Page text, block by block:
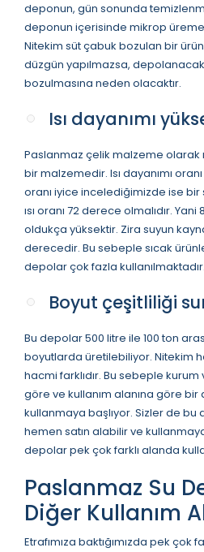
deponun, gün sonunda
deponun içerisinde mikrop
Nitekim süt çabuk bozulan bir
düzgün yapılmazsa,
bozulmasına neden olacaktır.
Isı dayanımı
Paslanmaz çelik malzeme olarak
bir malzemedir. Isı dayanımı
oranı iyice incelediğimizde ise
ısı oranı 72 derece olmalıdır.
oldukça yüksektir. Zira suyun
derecedir. Bu sebeple sıcak
depolar çok fazla kullanılmaktadır.
Boyut çeşitliliği
Bu depolar 500 litre ile 100 ton
boyutlarda üretilebiliyor. Nitekim
hacmi farklıdır. Bu sebeple kurum
göre ve kullanım alanına göre
kullanmaya başlıyor. Sizler de
hemen satın alabilir ve
depolar pek çok farklı alanda
Paslanmaz Su
Diğer Kullanım
Etrafımıza baktığımızda pek çok